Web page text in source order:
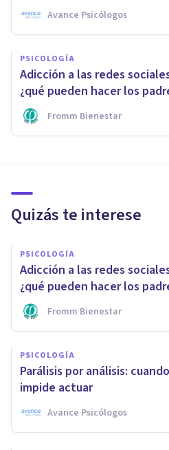
Avance Psicólogos
PSICOLOGÍA
Adicción a las redes
¿qué pueden hacer los
Fromm Bienestar
Quizás te interese
PSICOLOGÍA
Adicción a las redes
¿qué pueden hacer los
Fromm Bienestar
PSICOLOGÍA
Parálisis por análisis:
impide actuar
Avance Psicólogos